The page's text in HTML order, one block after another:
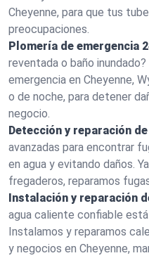
Cheyenne, para que tus
preocupaciones.
Plomería de emergencia
reventada o baño
emergencia en Cheyenne,
o de noche, para detener
negocio.
Detección y reparación
avanzadas para encontrar
en agua y evitando daños.
fregaderos, reparamos
Instalación y reparación
agua caliente confiable
Instalamos y reparamos
y negocios en Cheyenne,